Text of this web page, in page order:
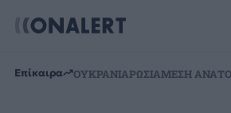
Επίκαιρα ΟΥΚΡΑΝΙΑΡΩΣΙΑΜΕΣΗ